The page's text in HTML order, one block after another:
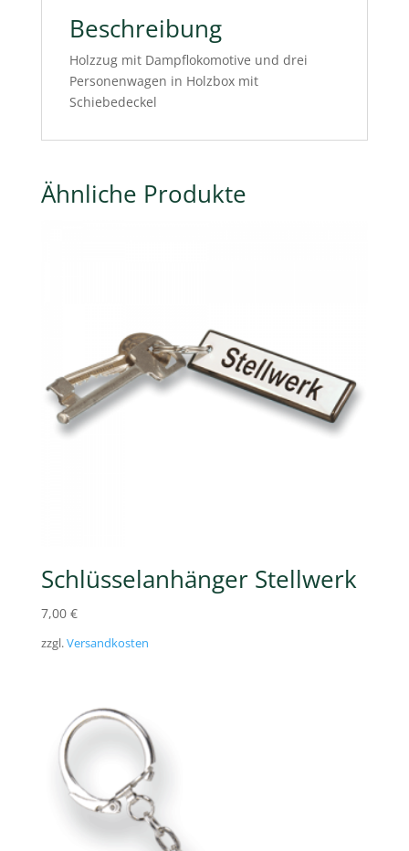
Beschreibung
Holzzug mit Dampflokomotive und drei
Personenwagen in Holzbox mit
Schiebedeckel
Ähnliche Produkte
Schlüsselanhänger Stellwerk
7,00 €
zzgl.Versandkosten